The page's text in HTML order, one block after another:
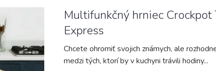
Multifunkčný hrniec Crockpot
Express
Chcete ohromiť svojich známych, ale
medzi tých, ktorí by v kuchyni trávili hodiny...